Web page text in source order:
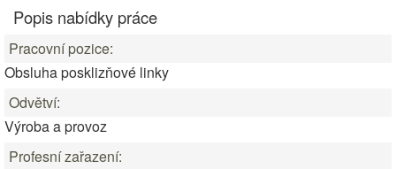
Popis nabídky práce
Pracovní pozice:
Obsluha posklizňové linky
Odvětví:
Výroba a provoz
Profesní zařazení: